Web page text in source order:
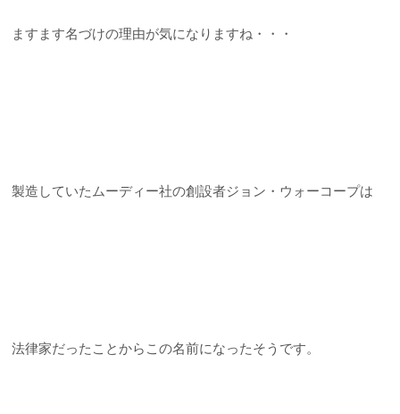
ますます名づけの理由が気になりますね・・・
製造していたムーディー社の創設者ジョン・ウォーコープは
法律家だったことからこの名前になったそうです。